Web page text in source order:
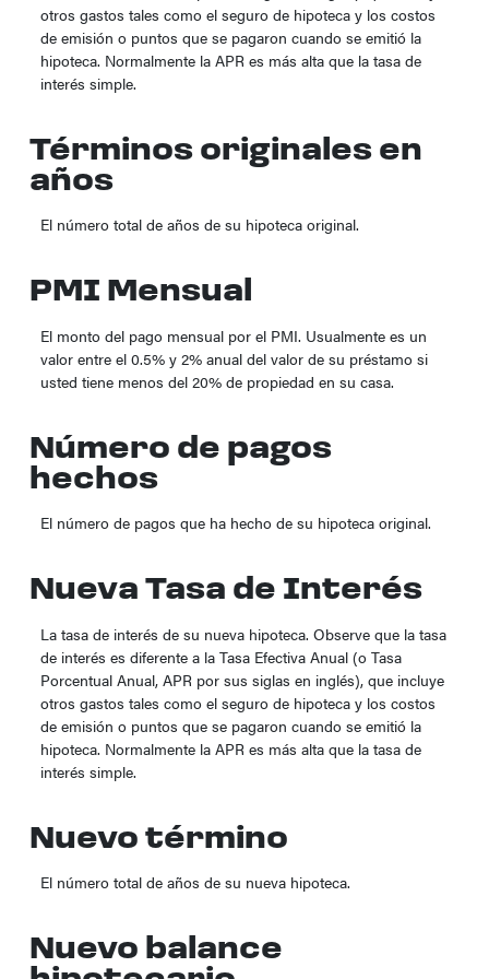
otros gastos tales como el seguro de hipoteca y los costos
de emisión o puntos que se pagaron cuando se emitió la
hipoteca. Normalmente la APR es más alta que la tasa de
interés simple.
Términos originales en
años
El número total de años de su hipoteca original.
PMI Mensual
El monto del pago mensual por el PMI. Usualmente es un
valor entre el 0.5% y 2% anual del valor de su préstamo si
usted tiene menos del 20% de propiedad en su casa.
Número de pagos
hechos
El número de pagos que ha hecho de su hipoteca original.
Nueva Tasa de Interés
La tasa de interés de su nueva hipoteca. Observe que la tasa
de interés es diferente a la Tasa Efectiva Anual (o Tasa
Porcentual Anual, APR por sus siglas en inglés), que incluye
otros gastos tales como el seguro de hipoteca y los costos
de emisión o puntos que se pagaron cuando se emitió la
hipoteca. Normalmente la APR es más alta que la tasa de
interés simple.
Nuevo término
El número total de años de su nueva hipoteca.
Nuevo balance